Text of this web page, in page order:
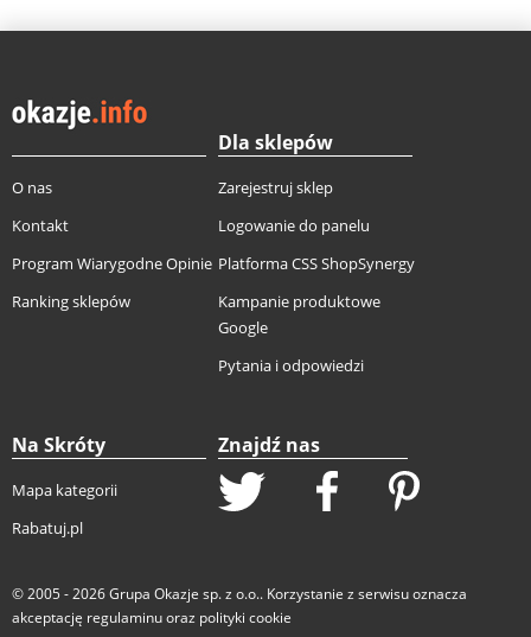
O nas
Kontakt
Program Wiarygodne Opinie
Ranking sklepów
Dla sklepów
Zarejestruj sklep
Logowanie do panelu
Platforma CSS ShopSynergy
Kampanie produktowe
Google
Pytania i odpowiedzi
Na Skróty
Mapa kategorii
Rabatuj.pl
Znajdź nas
© 2005 - 2026Grupa Okazje sp. z o.o.. Korzystanie z serwisu oznacza
akceptację regulaminuoraz polityki cookie